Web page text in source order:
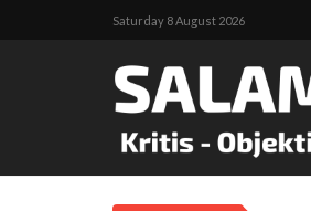
Saturday 8 August 2026